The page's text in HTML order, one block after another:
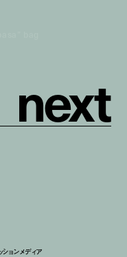
next
ションメディア